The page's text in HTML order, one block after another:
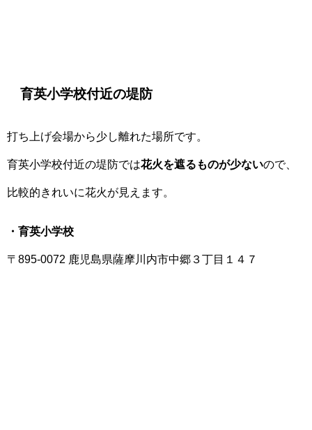
育英小学校付近の堤防
打ち上げ会場から少し離れた場所です。
育英小学校付近の堤防では花火を遮るものが少ないので、
比較的きれいに花火が見えます。
・育英小学校
〒895-0072 鹿児島県薩摩川内市中郷３丁目１４７